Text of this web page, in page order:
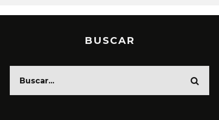
BUSCAR